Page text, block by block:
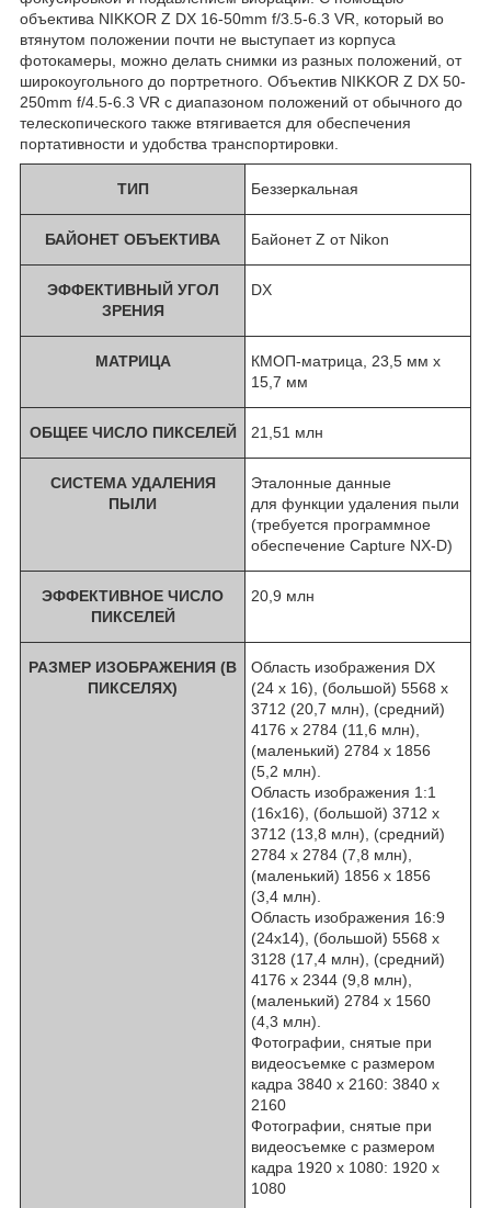
объектива NIKKOR Z DX 16-50mm f/3.5-6.3 VR, который во
втянутом положении почти не выступает из корпуса
фотокамеры, можно делать снимки из разных положений, от
широкоугольного до портретного. Объектив NIKKOR Z DX 50-
250mm f/4.5-6.3 VR с диапазоном положений от обычного до
телескопического также втягивается для обеспечения
портативности и удобства транспортировки.
ТИП Беззеркальная
БАЙОНЕТ ОБЪЕКТИВА Байонет Z от Nikon
ЭФФЕКТИВНЫЙ УГОЛ
ЗРЕНИЯ
DX
МАТРИЦА
КМОП-матрица, 23,5 мм x
15,7 мм
ОБЩЕЕ ЧИСЛО ПИКСЕЛЕЙ 21,51 млн
СИСТЕМА УДАЛЕНИЯ
ПЫЛИ
Эталонные данные
для функции удаления пыли
(требуется программное
обеспечение Capture NX-D)
ЭФФЕКТИВНОЕ ЧИСЛО
ПИКСЕЛЕЙ
20,9 млн
РАЗМЕР ИЗОБРАЖЕНИЯ (В
ПИКСЕЛЯХ)
Область изображения DX
(24 x 16), (большой) 5568 x
3712 (20,7 млн), (средний)
4176 x 2784 (11,6 млн),
(маленький) 2784 x 1856
(5,2 млн).
Область изображения 1:1
(16x16), (большой) 3712 x
3712 (13,8 млн), (средний)
2784 x 2784 (7,8 млн),
(маленький) 1856 x 1856
(3,4 млн).
Область изображения 16:9
(24x14), (большой) 5568 x
3128 (17,4 млн), (средний)
4176 x 2344 (9,8 млн),
(маленький) 2784 x 1560
(4,3 млн).
Фотографии, снятые при
видеосъемке с размером
кадра 3840 x 2160: 3840 x
2160
Фотографии, снятые при
видеосъемке с размером
кадра 1920 x 1080: 1920 x
1080